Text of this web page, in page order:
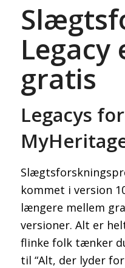
Legacy
gratis
Legacys
kommet i version
længere mellem
versioner. Alt er
flinke folk tænker
til “Alt, der lyder